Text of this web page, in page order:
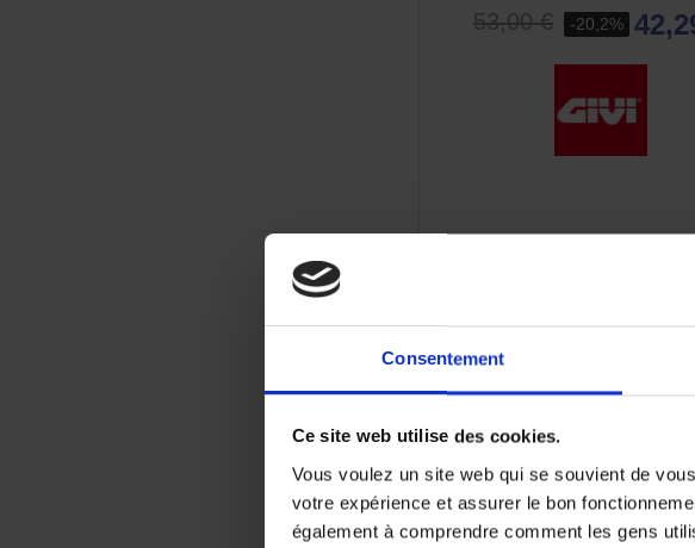
Consentement
Ce site web utilise des cookies.
Vous voulez un site web qui se souvient de
votre expérience et assurer le bon
également à comprendre comment les gens
53,00 € -20,2%